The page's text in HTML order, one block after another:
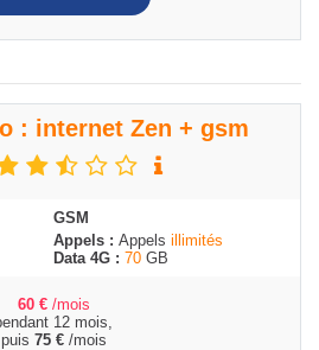
: internet Zen + gsm
GSM
Appels : Appels illimités
Data 4G : 70 GB
60 € /mois
12 mois,
puis 75 €/mois